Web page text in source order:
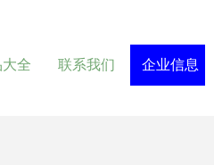
全 联系我们 企业信息